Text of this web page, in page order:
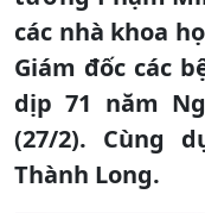
các nhà khoa
Giám đốc các
dịp 71 năm
(27/2). Cùng
Thành Long.